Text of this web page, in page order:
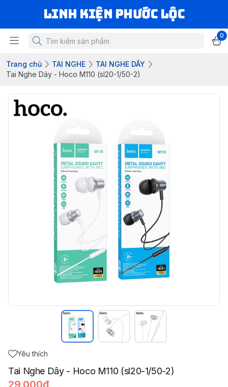
LINH KIỆN PHƯỚC LỘC
0
Trang chủ TAI NGHE
TAI NGHE DÂY
Tai Nghe Dây - Hoco M110 (sl20-1/50-2)
Yêu thích
Tai Nghe Dây - Hoco M110 (sl20-1/50-2)
29.000đ